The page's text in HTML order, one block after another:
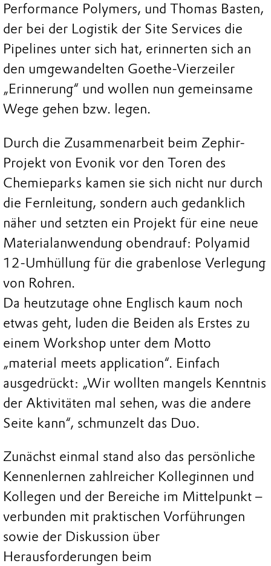
Performance Polymers, und Thomas Basten,
der bei der Logistik der Site Services die
Pipelines unter sich hat, erinnerten sich an
den umgewandelten Goethe-Vierzeiler
„Erinnerung“ und wollen nun gemeinsame
Wege gehen bzw. legen.
Durch die Zusammenarbeit beim Zephir-
Projekt von Evonik vor den Toren des
Chemieparks kamen sie sich nicht nur durch
die Fernleitung, sondern auch gedanklich
näher und setzten ein Projekt für eine neue
Materialanwendung obendrauf: Polyamid
12-Umhüllung für die grabenlose Verlegung
von Rohren.
Da heutzutage ohne Englisch kaum noch
etwas geht, luden die Beiden als Erstes zu
einem Workshop unter dem Motto
„material meets application“. Einfach
ausgedrückt: „Wir wollten mangels Kenntnis
der Aktivitäten mal sehen, was die andere
Seite kann“, schmunzelt das Duo.
Zunächst einmal stand also das persönliche
Kennenlernen zahlreicher Kolleginnen und
Kollegen und der Bereiche im Mittelpunkt –
verbunden mit praktischen Vorführungen
sowie der Diskussion über
Herausforderungen beim